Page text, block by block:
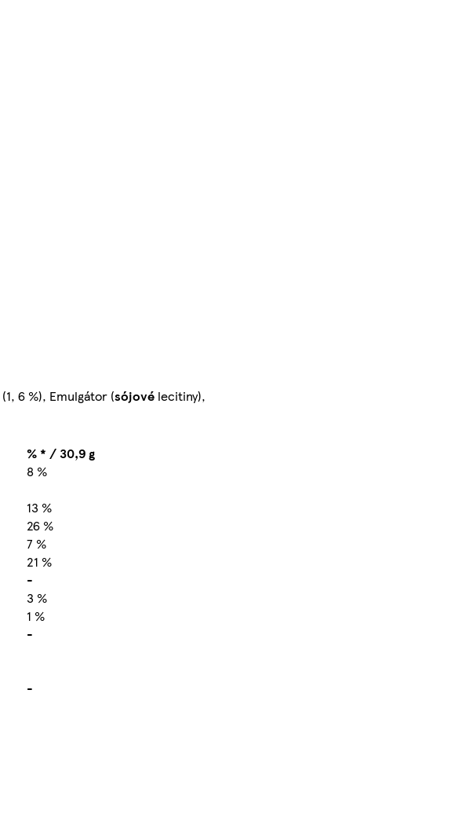
(1, 6 %), Emulgátor (sójové lecitiny),
% * / 30,9 g
8 %
13 %
26 %
7 %
21 %
-
3 %
1 %
-
-